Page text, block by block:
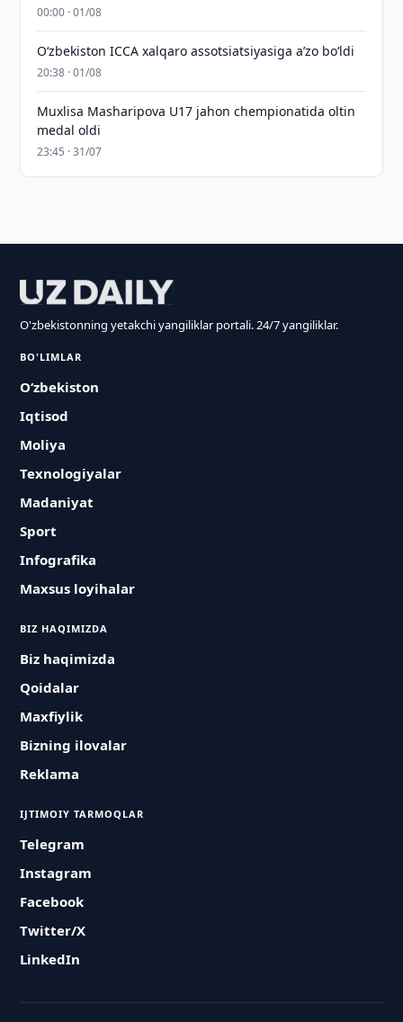
00:00 · 01/08
O‘zbekiston ICCA xalqaro assotsiatsiyasiga aʼzo bo‘ldi
20:38 · 01/08
Muxlisa Masharipova U17 jahon chempionatida oltin
medal oldi
23:45 · 31/07
O'zbekistonning yetakchi yangiliklar portali. 24/7 yangiliklar.
BO'LIMLAR
O‘zbekiston
Iqtisod
Moliya
Texnologiyalar
Madaniyat
Sport
Infografika
Maxsus loyihalar
BIZ HAQIMIZDA
Biz haqimizda
Qoidalar
Maxfiylik
Bizning ilovalar
Reklama
IJTIMOIY TARMOQLAR
Telegram
Instagram
Facebook
Twitter/X
LinkedIn